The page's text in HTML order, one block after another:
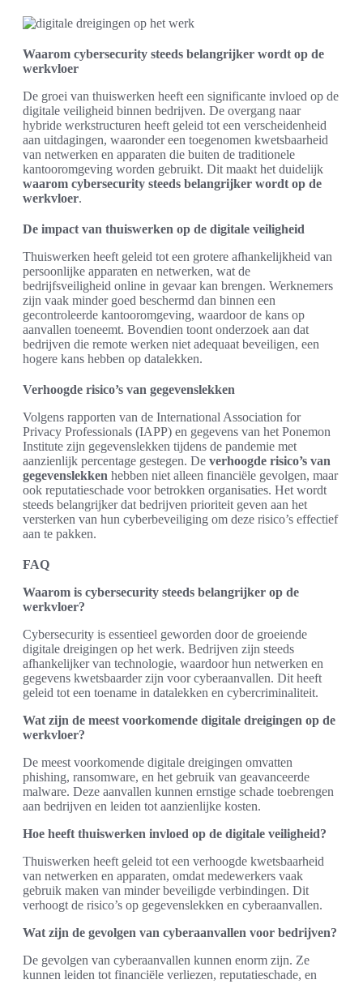
Waarom cybersecurity steeds belangrijker wordt op de
werkvloer
De groei van thuiswerken heeft een significante invloed op de
digitale veiligheid binnen bedrijven. De overgang naar
hybride werkstructuren heeft geleid tot een verscheidenheid
aan uitdagingen, waaronder een toegenomen kwetsbaarheid
van netwerken en apparaten die buiten de traditionele
kantooromgeving worden gebruikt. Dit maakt het duidelijk
waarom cybersecurity steeds belangrijker wordt op de
werkvloer.
De impact van thuiswerken op de digitale veiligheid
Thuiswerken heeft geleid tot een grotere afhankelijkheid van
persoonlijke apparaten en netwerken, wat de
bedrijfsveiligheid online in gevaar kan brengen. Werknemers
zijn vaak minder goed beschermd dan binnen een
gecontroleerde kantooromgeving, waardoor de kans op
aanvallen toeneemt. Bovendien toont onderzoek aan dat
bedrijven die remote werken niet adequaat beveiligen, een
hogere kans hebben op datalekken.
Verhoogde risico’s van gegevenslekken
Volgens rapporten van de International Association for
Privacy Professionals (IAPP) en gegevens van het Ponemon
Institute zijn gegevenslekken tijdens de pandemie met
aanzienlijk percentage gestegen. De verhoogde risico’s van
gegevenslekken hebben niet alleen financiële gevolgen, maar
ook reputatieschade voor betrokken organisaties. Het wordt
steeds belangrijker dat bedrijven prioriteit geven aan het
versterken van hun cyberbeveiliging om deze risico’s effectief
aan te pakken.
FAQ
Waarom is cybersecurity steeds belangrijker op de
werkvloer?
Cybersecurity is essentieel geworden door de groeiende
digitale dreigingen op het werk. Bedrijven zijn steeds
afhankelijker van technologie, waardoor hun netwerken en
gegevens kwetsbaarder zijn voor cyberaanvallen. Dit heeft
geleid tot een toename in datalekken en cybercriminaliteit.
Wat zijn de meest voorkomende digitale dreigingen op de
werkvloer?
De meest voorkomende digitale dreigingen omvatten
phishing, ransomware, en het gebruik van geavanceerde
malware. Deze aanvallen kunnen ernstige schade toebrengen
aan bedrijven en leiden tot aanzienlijke kosten.
Hoe heeft thuiswerken invloed op de digitale veiligheid?
Thuiswerken heeft geleid tot een verhoogde kwetsbaarheid
van netwerken en apparaten, omdat medewerkers vaak
gebruik maken van minder beveiligde verbindingen. Dit
verhoogt de risico’s op gegevenslekken en cyberaanvallen.
Wat zijn de gevolgen van cyberaanvallen voor bedrijven?
De gevolgen van cyberaanvallen kunnen enorm zijn. Ze
kunnen leiden tot financiële verliezen, reputatieschade, en